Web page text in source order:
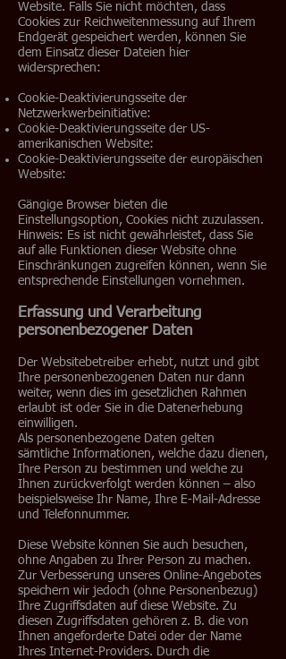
Website. Falls Sie nicht möchten, dass
Cookies zur Reichweitenmessung auf Ihrem
Endgerät gespeichert werden, können Sie
dem Einsatz dieser Dateien hier
widersprechen:
Cookie-Deaktivierungsseite der
Netzwerkwerbeinitiative:
Cookie-Deaktivierungsseite der US-
amerikanischen Website:
Cookie-Deaktivierungsseite der europäischen
Website:
Gängige Browser bieten die
Einstellungsoption, Cookies nicht zuzulassen.
Hinweis: Es ist nicht gewährleistet, dass Sie
auf alle Funktionen dieser Website ohne
Einschränkungen zugreifen können, wenn Sie
entsprechende Einstellungen vornehmen.
Erfassung und Verarbeitung
personenbezogener Daten
Der Websitebetreiber erhebt, nutzt und gibt
Ihre personenbezogenen Daten nur dann
weiter, wenn dies im gesetzlichen Rahmen
erlaubt ist oder Sie in die Datenerhebung
einwilligen.
Als personenbezogene Daten gelten
sämtliche Informationen, welche dazu dienen,
Ihre Person zu bestimmen und welche zu
Ihnen zurückverfolgt werden können – also
beispielsweise Ihr Name, Ihre E-Mail-Adresse
und Telefonnummer.
Diese Website können Sie auch besuchen,
ohne Angaben zu Ihrer Person zu machen.
Zur Verbesserung unseres Online-Angebotes
speichern wir jedoch (ohne Personenbezug)
Ihre Zugriffsdaten auf diese Website. Zu
diesen Zugriffsdaten gehören z. B. die von
Ihnen angeforderte Datei oder der Name
Ihres Internet-Providers. Durch die